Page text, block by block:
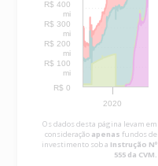
2020
R$ 0
R$ 100
mi
R$ 200
mi
R$ 300
mi
R$ 400
mi
Os dados desta página levam em
consideração apenas fundos de
investimento sob a Instrução Nº
555 da CVM.